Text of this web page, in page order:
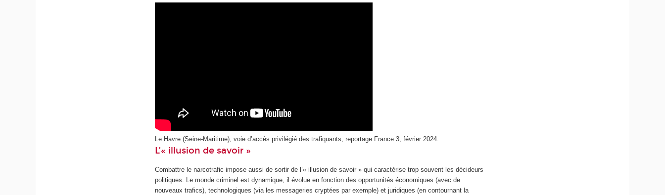
Le Havre (Seine-Maritime), voie d’accès privilégié des trafiquants, reportage France 3, février 2024.
L’« illusion de savoir »
Combattre le narcotrafic impose aussi de sortir de l’« illusion de savoir » qui caractérise trop souvent les décideurs
politiques. Le monde criminel est dynamique, il évolue en fonction des opportunités économiques (avec de
nouveaux trafics), technologiques (via les messageries cryptées par exemple) et juridiques (en contournant la